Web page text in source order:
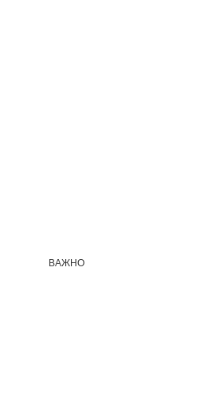
ВАЖНО